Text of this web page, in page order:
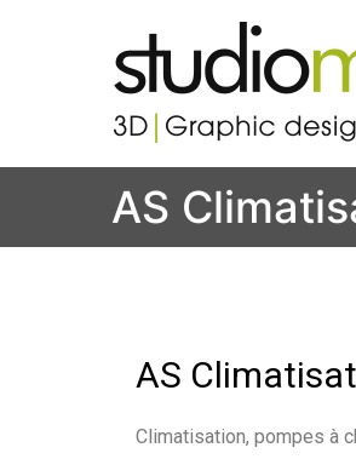
AS
AS
Climatisation, pompes à